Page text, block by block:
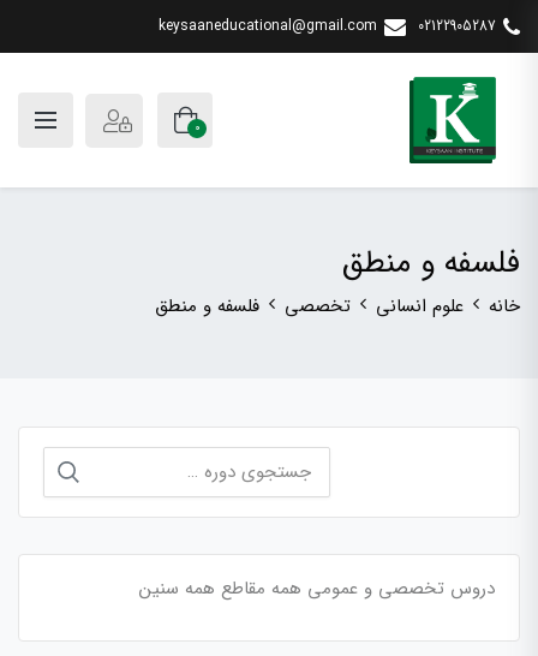
02122905287
keysaaneducational@gmail.com
0
فلسفه و منطق
خانه علوم انسانی تخصصی فلسفه و منطق
جستجو
برای:
دروس تخصصی و عمومی همه مقاطع همه سنین